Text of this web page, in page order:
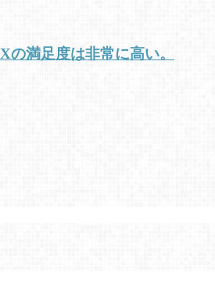
満足度は非常に高い。